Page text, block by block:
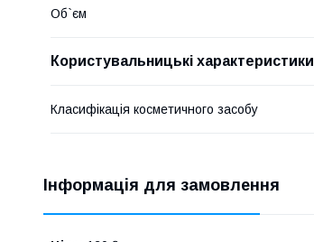
Об`єм
Користувальницькі характеристики
Класифікація косметичного засобу
Інформація для замовлення